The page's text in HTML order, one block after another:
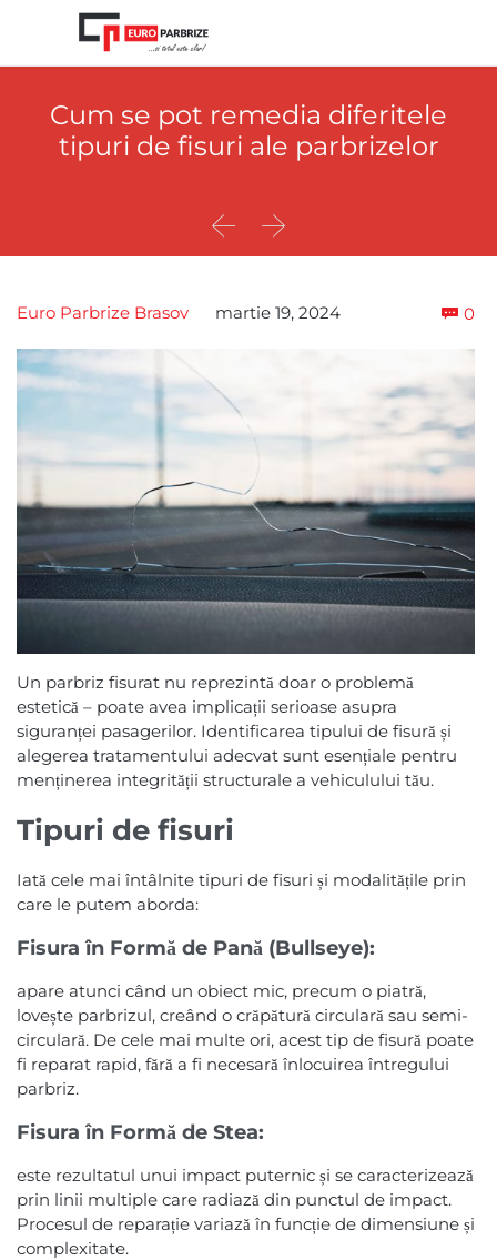
Cum se pot remedia diferitele
tipuri de fisuri ale parbrizelor
 
Euro Parbrize Brasov martie 19, 2024  0
Un parbriz fisurat nu reprezintă doar o problemă
estetică – poate avea implicații serioase asupra
siguranței pasagerilor. Identificarea tipului de fisură și
alegerea tratamentului adecvat sunt esențiale pentru
menținerea integrității structurale a vehiculului tău.
Tipuri de fisuri
Iată cele mai întâlnite tipuri de fisuri și modalitățile prin
care le putem aborda:
Fisura în Formă de Pană (Bullseye):
apare atunci când un obiect mic, precum o piatră,
lovește parbrizul, creând o crăpătură circulară sau semi-
circulară. De cele mai multe ori, acest tip de fisură poate
fi reparat rapid, fără a fi necesară înlocuirea întregului
parbriz.
Fisura în Formă de Stea:
este rezultatul unui impact puternic și se caracterizează
prin linii multiple care radiază din punctul de impact.
Procesul de reparație variază în funcție de dimensiune și
complexitate.